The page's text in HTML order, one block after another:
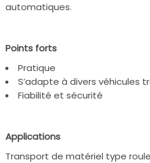
automatiques.
Points forts
Pratique
S’adapte à divers véhicules
Fiabilité et sécurité
Applications
Transport de matériel type